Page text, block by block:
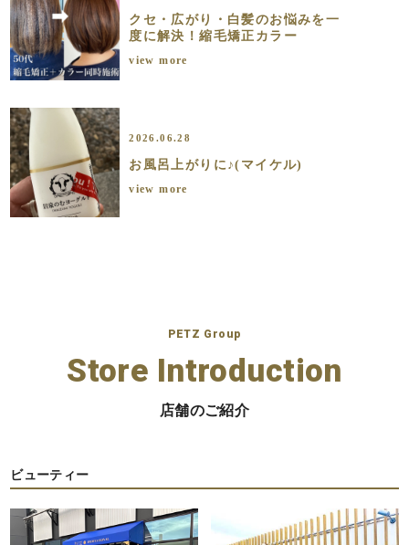
クセ・広がり・白髪のお悩みを一
度に解決！縮毛矯正カラー
view more
2026.06.28
お風呂上がりに♪(マイケル)
view more
PETZ Group
Store Introduction
店舗のご紹介
ビューティー